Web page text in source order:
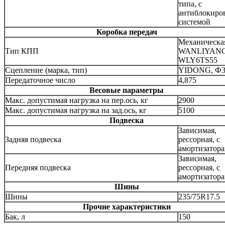
типа, с
системой
Коробка передач
Тип КПП
WLY6TS55
Сцепление (марка, тип)
YIDONG,
Передаточное число
4,875
Весовые параметры
Макс. допустимая нагрузка на пер.ось, кг
2900
Макс. допустимая нагрузка на зад.ось, кг
5100
Подвеска
Задняя подвеска
Зависимая,
рессорная, с
Передняя подвеска
Зависимая,
рессорная, с
Шины
Шины
235/75R17.5
Прочие характеристики
Бак, л
150